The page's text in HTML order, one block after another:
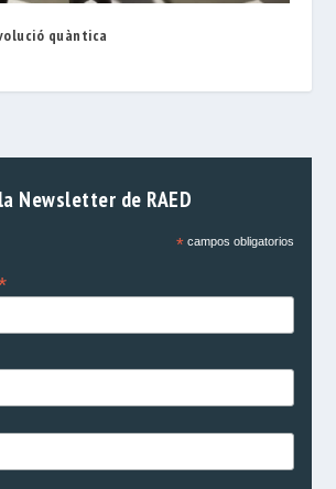
quàntica
Newsletter de RAED
*campos obligatorios